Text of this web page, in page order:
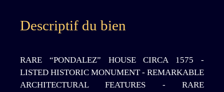
Descriptif du bien
RARE “PONDALEZ” HOUSE CIRCA 1575 -
LISTED HISTORIC MONUMENT - REMARKABLE
ARCHITECTURAL FEATURES - RARE